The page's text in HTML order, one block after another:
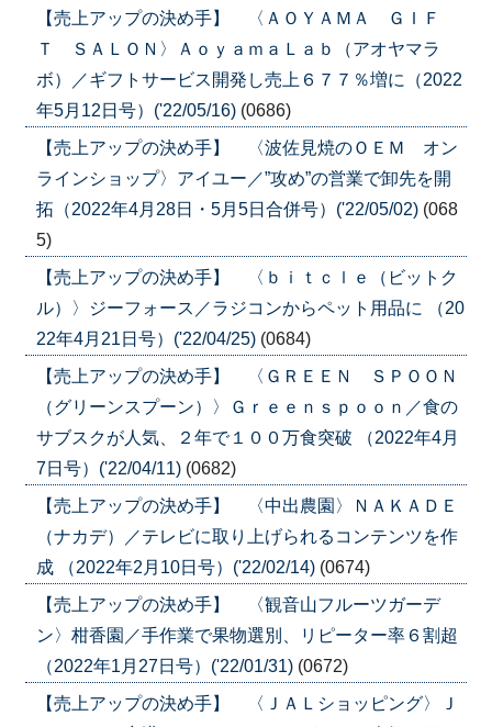
【売上アップの決め手】 〈ＡＯＹＡＭＡ ＧＩＦ
Ｔ ＳＡＬＯＮ〉ＡｏｙａｍａＬａｂ（アオヤマラ
ボ）／ギフトサービス開発し売上６７７％増に（2022
年5月12日号）('22/05/16) (0686)
【売上アップの決め手】 〈波佐見焼のＯＥＭ オン
ラインショップ〉アイユー／”攻め”の営業で卸先を開
拓（2022年4月28日・5月5日合併号）('22/05/02) (068
5)
【売上アップの決め手】 〈ｂｉｔｃｌｅ（ビットク
ル）〉ジーフォース／ラジコンからペット用品に （20
22年4月21日号）('22/04/25) (0684)
【売上アップの決め手】 〈ＧＲＥＥＮ ＳＰＯＯＮ
（グリーンスプーン）〉Ｇｒｅｅｎｓｐｏｏｎ／食の
サブスクが人気、２年で１００万食突破 （2022年4月
7日号）('22/04/11) (0682)
【売上アップの決め手】 〈中出農園〉ＮＡＫＡＤＥ
（ナカデ）／テレビに取り上げられるコンテンツを作
成 （2022年2月10日号）('22/02/14) (0674)
【売上アップの決め手】 〈観音山フルーツガーデ
ン〉柑香園／手作業で果物選別、リピーター率６割超
（2022年1月27日号）('22/01/31) (0672)
【売上アップの決め手】 〈ＪＡＬショッピング〉Ｊ